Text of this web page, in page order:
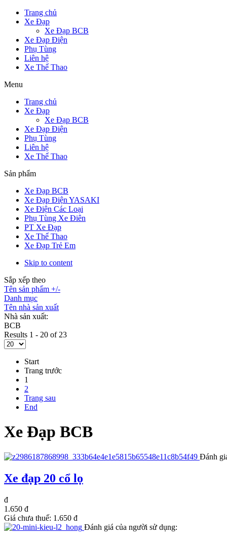
Trang chủ
Xe Đạp
Xe Đạp BCB
Xe Đạp Điện
Phụ Tùng
Liên hệ
Xe Thể Thao
Menu
Trang chủ
Xe Đạp
Xe Đạp BCB
Xe Đạp Điện
Phụ Tùng
Liên hệ
Xe Thể Thao
Sản phẩm
Xe Đạp BCB
Xe Đạp Điện YASAKI
Xe Điện Các Loại
Phụ Tùng Xe Điên
PT Xe Đạp
Xe Thể Thao
Xe Đạp Trẻ Em
Skip to content
Sắp xếp theo
Tên sản phẩm +/-
Danh mục
Tên nhà sản xuất
Nhà sản xuất:
BCB
Results 1 - 20 of 23
Start
Trang trước
1
2
Trang sau
End
Xe Đạp BCB
Đánh
Xe đạp 20 cổ lọ
đ
1.650 đ
Giá chưa thuế: 1.650 đ
Đánh giá của người sử dụng: